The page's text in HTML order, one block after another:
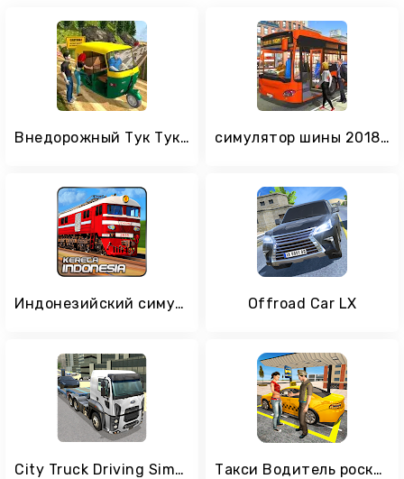
Внедорожный Тук Тук Вождение Симулятор Бесплатно симулятор шины 2018: городское вождение - Bus Sim
Индонезийский симулятор поездов Pro Offroad Car LX
City Truck Driving Simulator Такси Водитель роскошь такси: 3d такси вождение